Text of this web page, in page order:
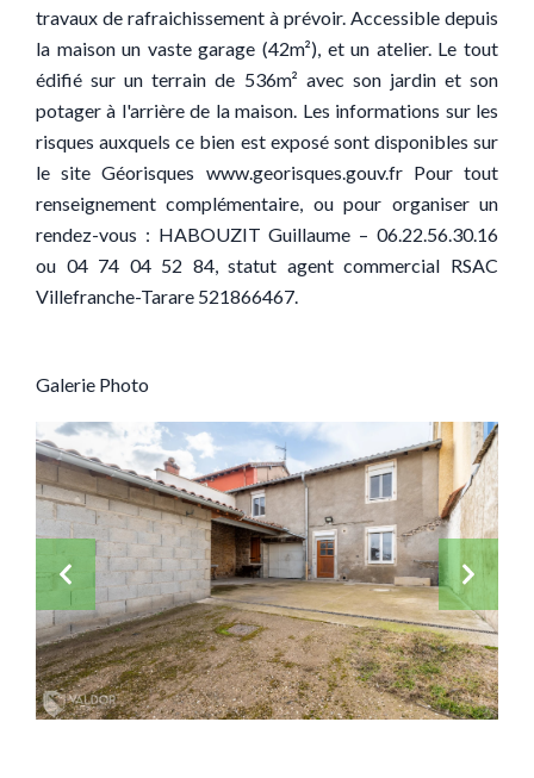
travaux de rafraichissement à prévoir. Accessible depuis
la maison un vaste garage (42m²), et un atelier. Le tout
édifié sur un terrain de 536m² avec son jardin et son
potager à l'arrière de la maison. Les informations sur les
risques auxquels ce bien est exposé sont disponibles sur
le site Géorisques www.georisques.gouv.fr Pour tout
renseignement complémentaire, ou pour organiser un
rendez-vous : HABOUZIT Guillaume – 06.22.56.30.16
ou 04 74 04 52 84, statut agent commercial RSAC
Villefranche-Tarare 521866467.
Galerie Photo